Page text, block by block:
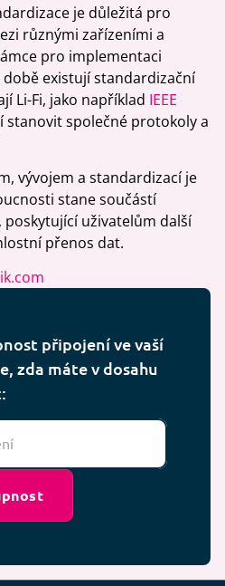
je důležitá pro
různými zařízeními a
pro implementaci
existují standardizační
Li-Fi, jako například IEEE
stanovit společné protokoly a
vývojem a standardizací je
stane součástí
uživatelům další
přenos dat.
připojení ve vaší
zda máte v dosahu